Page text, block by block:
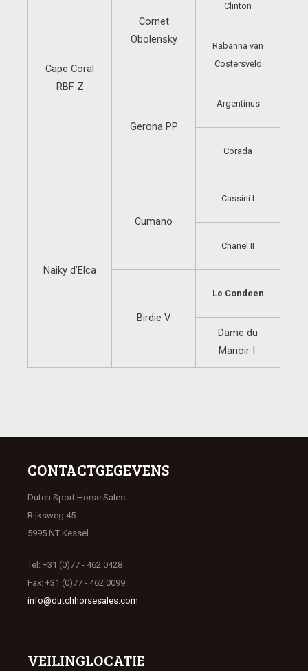
Cape Coral
RBF Z
Cornet
Obolensky
Clinton
Rabanna van
Costersveld
Gerona PP
Argentinus
Corada
Naiky d’Elca
Cumano
Cassini I
Chanel II
Birdie V
Le Condeen
Dame du
Manoir I
CONTACTGEGEVENS
Dutch Sport Horse Sales
Rijksweg 45
5995 NT Kessel
Tel: +31 (0)77 - 462 0428
Fax: +31 (0)77 - 462 0099
info@dutchhorsesales.com
VEILINGLOCATIE